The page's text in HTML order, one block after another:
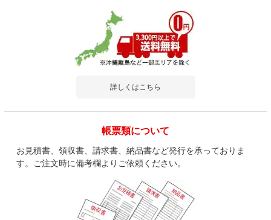
詳しくはこちら
帳票類について
お見積書、領収書、請求書、納品書など発行を承っておりま
す。ご注文時に備考欄よりご依頼ください。